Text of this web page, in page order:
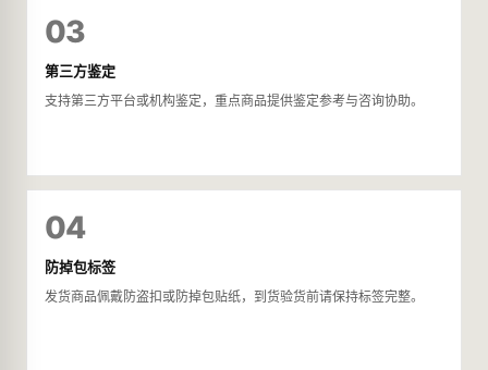
03
第三方鉴定
支持第三方平台或机构鉴定，重点商品提供鉴定参考与咨询协助。
04
防掉包标签
发货商品佩戴防盗扣或防掉包贴纸，到货验货前请保持标签完整。